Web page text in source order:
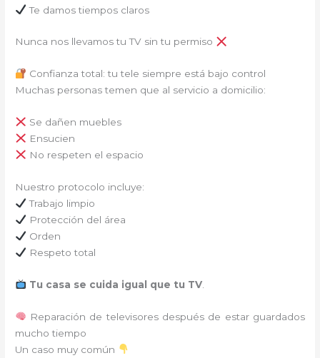
Te damos tiempos claros
Nunca nos llevamos tu TV sin tu permiso
Confianza total: tu tele siempre está bajo control
Muchas personas temen que al servicio a domicilio:
Se dañen muebles
Ensucien
No respeten el espacio
Nuestro protocolo incluye:
Trabajo limpio
Protección del área
Orden
Respeto total
Tu casa se cuida igual que tu TV.
Reparación de televisores después de estar guardados
mucho tiempo
Un caso muy común